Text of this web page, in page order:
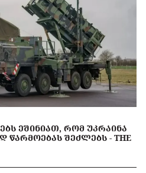
ᲔᲨᲘᲜᲘᲐᲗ, ᲠᲝᲛ ᲣᲙᲠᲐᲘᲜᲐ
ᲬᲐᲠᲛᲝᲔᲑᲐᲡ ᲨᲔᲫᲚᲔᲑᲡ - THE